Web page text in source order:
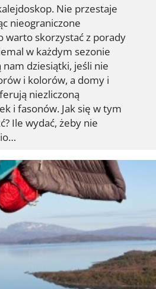
Nie przestaje
nieograniczone
warto skorzystać z porady
w każdym sezonie
dziesiątki, jeśli nie
i kolorów, a domy i
niezliczoną
i fasonów. Jak się w tym
Ile wydać, żeby nie